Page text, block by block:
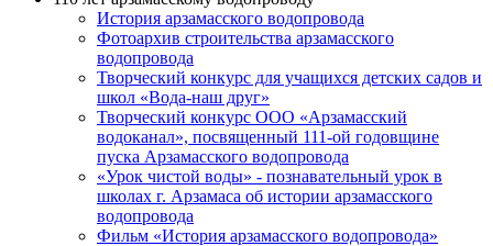
История арзамасского водопровода
Фотоархив строительства арзамасского
водопровода
Творческий конкурс для учащихся детских садов и
школ «Вода-наш друг»
Творческий конкурс ООО «Арзамасский
водоканал», посвященный 111-ой годовщине
пуска Арзамасского водопровода
«Урок чистой воды» - познавательный урок в
школах г. Арзамаса об истории арзамасского
водопровода
Фильм «История арзамасского водопровода»